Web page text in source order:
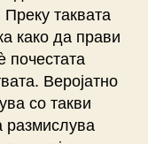
таквата
како да прави
почестата
Веројатно
со такви
размислува